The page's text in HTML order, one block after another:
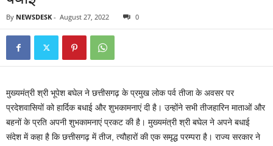
By NEWSDESK - August 27, 2022 0
मुख्यमंत्री श्री भूपेश बघेल ने छत्तीसगढ़ के प्रमुख लोक पर्व तीजा के अवसर पर
प्रदेशवासियों को हार्दिक बधाई और शुभकामनाएं दी है। उन्होंने सभी तीजहारिन माताओं और
बहनों के प्रति अपनी शुभकामनाएं प्रकट की है। मुख्यमंत्री श्री बघेल ने अपने बधाई
संदेश में कहा है कि छत्तीसगढ़ में तीज, त्यौहारों की एक समृद्ध परम्परा है। राज्य सरकार ने